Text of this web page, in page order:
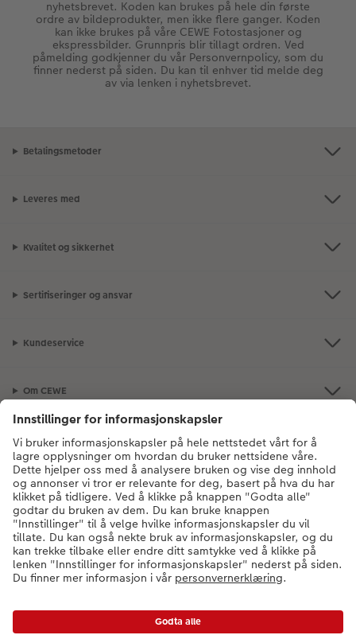
nyhetsbrevet. Koden kan brukes på hele din første
ordre av bildeprodukter, men ikke flere ganger. Koden
kan ikke brukes på våre CEWE Fotostasjoner og
ekspressbilder. Grunnpris blir tillagt ordren. Ved
påmelding godkjenner du vår Personvernpolicy, som du
finner nederst på siden. Du kan til enhver tid melde deg
av via lenken i nyhetsbrevet.
Betalingsmetoder
Leveres med
Kvalitet og sikkerhet
Sertifiseringer og ansvar
Kundeservice
Om CEWE
Bildeprodukter
Andre produkter
- Man-fre: 09:00-20:00 | Søn: 14:00-
20:00 (unntatt helligdager)